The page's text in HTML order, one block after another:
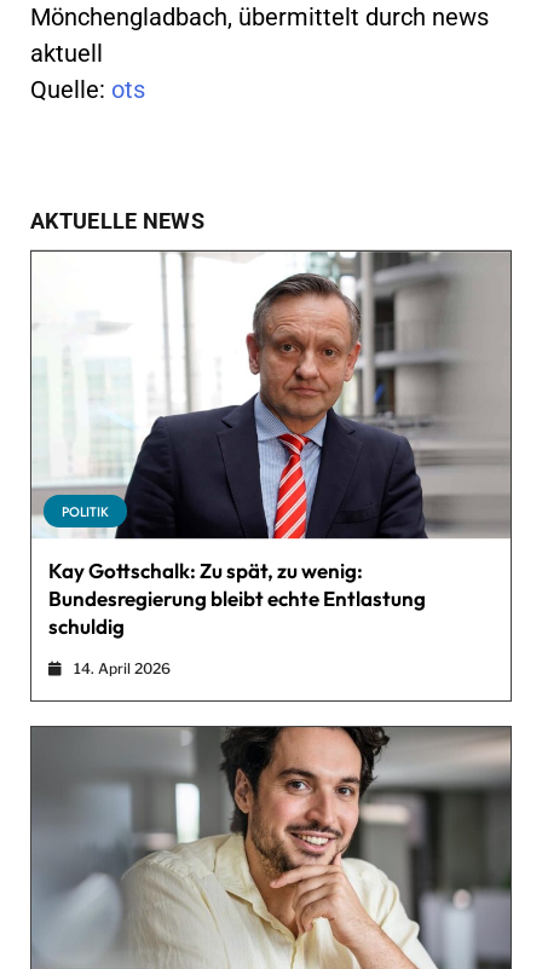
Mönchengladbach, übermittelt durch news
aktuell
Quelle: ots
AKTUELLE NEWS
POLITIK
Kay Gottschalk: Zu spät, zu wenig:
Bundesregierung bleibt echte Entlastung
schuldig
14. April 2026